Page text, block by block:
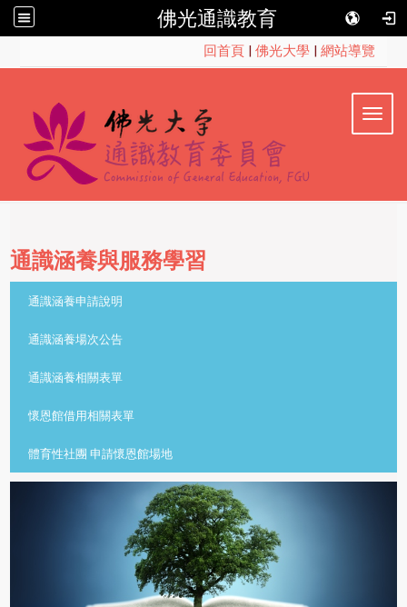
佛光通識教育
回首頁| 佛光大學| 網站導覽
通識涵養與服務學習
通識涵養申請說明
通識涵養場次公告
通識涵養相關表單
懷恩館借用相關表單
體育性社團 申請懷恩館場地